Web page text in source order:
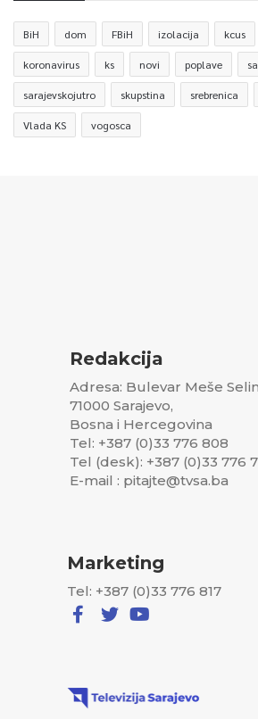
BiH dom FBiH izolacija kcus
koronavirus ks novi poplave
sarajevskojutro skupstina srebrenica
Vlada KS vogosca
Redakcija
Adresa: Bulevar Meše
71000 Sarajevo,
Bosna i Hercegovina
Tel: +387 (0)33 776 808
Tel (desk): +387 (0)33 776
E-mail : pitajte@tvsa.ba
Marketing
Tel: +387 (0)33 776 817